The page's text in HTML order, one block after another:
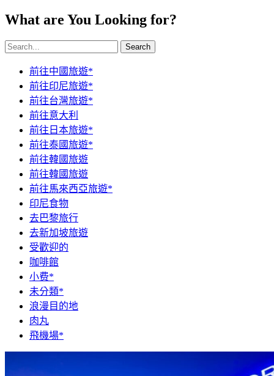
What are You Looking for?
Search
前往中國旅遊*
前往印尼旅遊*
前往台灣旅遊*
前往意大利
前往日本旅遊*
前往泰國旅遊*
前往韓國旅遊
前往韓國旅遊
前往馬來西亞旅遊*
印尼食物
去巴黎旅行
去新加坡旅遊
受歡迎的
咖啡館
小费*
未分類*
浪漫目的地
肉丸
飛機場*